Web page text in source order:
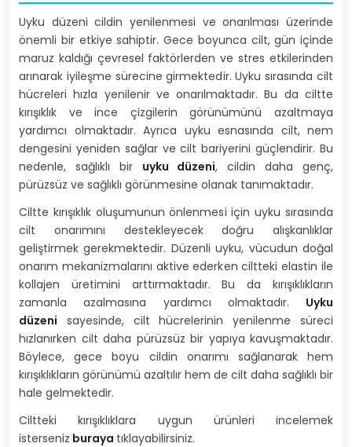
Uyku düzeni cildin yenilenmesi ve onarılması üzerinde
önemli bir etkiye sahiptir. Gece boyunca cilt, gün içinde
maruz kaldığı çevresel faktörlerden ve stres etkilerinden
arınarak iyileşme sürecine girmektedir. Uyku sırasında cilt
hücreleri hızla yenilenir ve onarılmaktadır. Bu da ciltte
kırışıklık ve ince çizgilerin görünümünü azaltmaya
yardımcı olmaktadır. Ayrıca uyku esnasında cilt, nem
dengesini yeniden sağlar ve cilt bariyerini güçlendirir. Bu
nedenle, sağlıklı bir uyku düzeni, cildin daha genç,
pürüzsüz ve sağlıklı görünmesine olanak tanımaktadır.
Ciltte kırışıklık oluşumunun önlenmesi için uyku sırasında
cilt onarımını destekleyecek doğru alışkanlıklar
geliştirmek gerekmektedir. Düzenli uyku, vücudun doğal
onarım mekanizmalarını aktive ederken ciltteki elastin ile
kollajen üretimini arttırmaktadır. Bu da kırışıklıkların
zamanla azalmasına yardımcı olmaktadır. Uyku
düzeni sayesinde, cilt hücrelerinin yenilenme süreci
hızlanırken cilt daha pürüzsüz bir yapıya kavuşmaktadır.
Böylece, gece boyu cildin onarımı sağlanarak hem
kırışıklıkların görünümü azaltılır hem de cilt daha sağlıklı bir
hale gelmektedir.
Ciltteki kırışıklıklara uygun ürünleri incelemek
isterseniz buraya tıklayabilirsiniz.